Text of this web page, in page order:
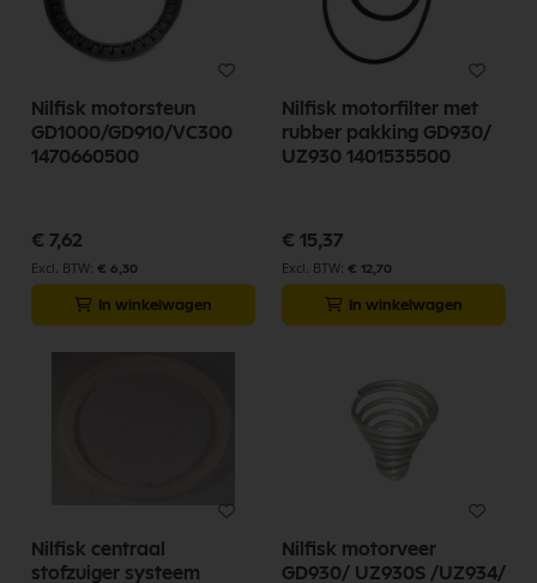
Nilfisk motorsteun
GD1000/GD910/VC300
1470660500
€ 7,62
€ 6,30
In winkelwagen
Nilfisk motorfilter met
rubber pakking GD930/
UZ930 1401535500
€ 15,37
€ 12,70
In winkelwagen
Nilfisk centraal
stofzuiger systeem
Nilfisk motorveer
GD930/ UZ930S /UZ934/